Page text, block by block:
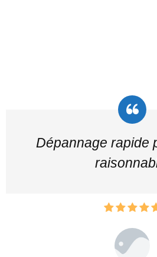
Dépannage rapide